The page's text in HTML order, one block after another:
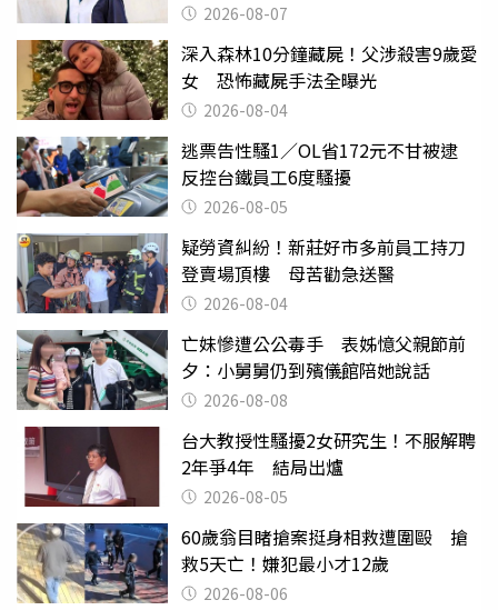
2026-08-07
深入森林10分鐘藏屍！父涉殺害9歲愛
女 恐怖藏屍手法全曝光
2026-08-04
逃票告性騷1／OL省172元不甘被逮
反控台鐵員工6度騷擾
2026-08-05
疑勞資糾紛！新莊好市多前員工持刀
登賣場頂樓 母苦勸急送醫
2026-08-04
亡妹慘遭公公毒手 表姊憶父親節前
夕：小舅舅仍到殯儀館陪她說話
2026-08-08
台大教授性騷擾2女研究生！不服解聘
2年爭4年 結局出爐
2026-08-05
60歲翁目睹搶案挺身相救遭圍毆 搶
救5天亡！嫌犯最小才12歲
2026-08-06